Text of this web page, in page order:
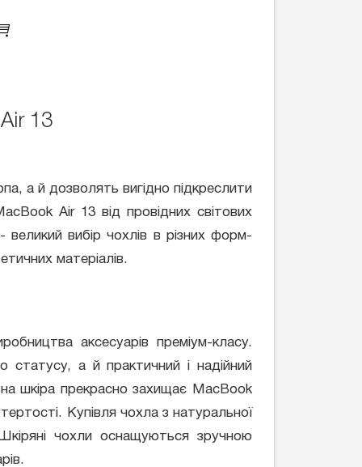
13
а й дозволять вигідно підкреслити
Air 13 від провідних світових
великий вибір чохлів в різних форм-
матеріалів.
аксесуарів преміум-класу.
а й практичний і надійний
шкіра прекрасно захищає MacBook
Купівля чохла з натуральної
чохли оснащуються зручною